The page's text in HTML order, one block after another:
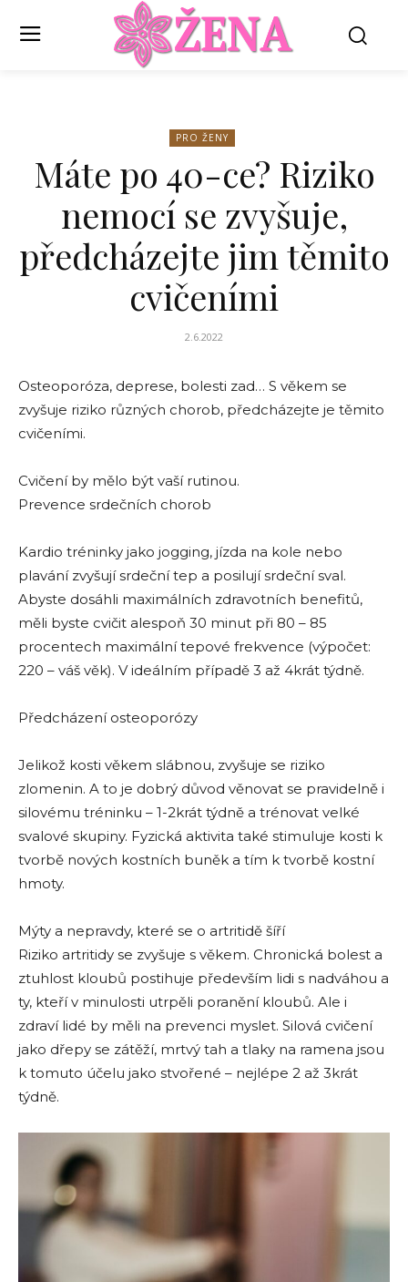
PRO ŽENY
Máte po 40-ce? Riziko
nemocí se zvyšuje,
předcházejte jim těmito
cvičeními
2.6.2022
Osteoporóza, deprese, bolesti zad… S věkem se
zvyšuje riziko různých chorob, předcházejte je těmito
cvičeními.
Cvičení by mělo být vaší rutinou.
Prevence srdečních chorob
Kardio tréninky jako jogging, jízda na kole nebo
plavání zvyšují srdeční tep a posilují srdeční sval.
Abyste dosáhli maximálních zdravotních benefitů,
měli byste cvičit alespoň 30 minut při 80 – 85
procentech maximální tepové frekvence (výpočet:
220 – váš věk). V ideálním případě 3 až 4krát týdně.
Předcházení osteoporózy
Jelikož kosti věkem slábnou, zvyšuje se riziko
zlomenin. A to je dobrý důvod věnovat se pravidelně i
silovému tréninku – 1-2krát týdně a trénovat velké
svalové skupiny. Fyzická aktivita také stimuluje kosti k
tvorbě nových kostních buněk a tím k tvorbě kostní
hmoty.
Mýty a nepravdy, které se o artritidě šíří
Riziko artritidy se zvyšuje s věkem. Chronická bolest a
ztuhlost kloubů postihuje především lidi s nadváhou a
ty, kteří v minulosti utrpěli poranění kloubů. Ale i
zdraví lidé by měli na prevenci myslet. Silová cvičení
jako dřepy se zátěží, mrtvý tah a tlaky na ramena jsou
k tomuto účelu jako stvořené – nejlépe 2 až 3krát
týdně.